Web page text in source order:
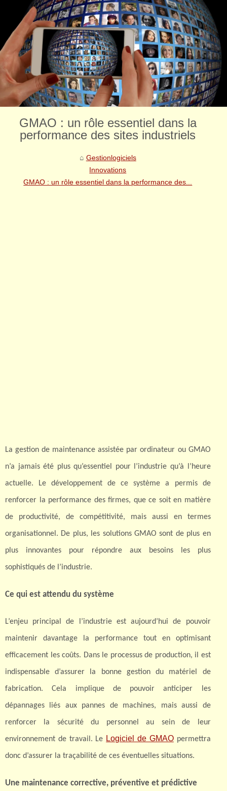
GMAO : un rôle essentiel dans la
performance des sites industriels
Gestionlogiciels
Innovations
GMAO : un rôle essentiel dans la performance des...
La gestion de maintenance assistée par ordinateur ou GMAO
n’a jamais été plus qu’essentiel pour l’industrie qu’à l’heure
actuelle. Le développement de ce système a permis de
renforcer la performance des firmes, que ce soit en matière
de productivité, de compétitivité, mais aussi en termes
organisationnel. De plus, les solutions GMAO sont de plus en
plus innovantes pour répondre aux besoins les plus
sophistiqués de l’industrie.
Ce qui est attendu du système
L’enjeu principal de l’industrie est aujourd’hui de pouvoir
maintenir davantage la performance tout en optimisant
efficacement les coûts. Dans le processus de production, il est
indispensable d’assurer la bonne gestion du matériel de
fabrication. Cela implique de pouvoir anticiper les
dépannages liés aux pannes de machines, mais aussi de
renforcer la sécurité du personnel au sein de leur
environnement de travail. Le Logiciel de GMAO permettra
donc d’assurer la traçabilité de ces éventuelles situations.
Une maintenance corrective, préventive et prédictive